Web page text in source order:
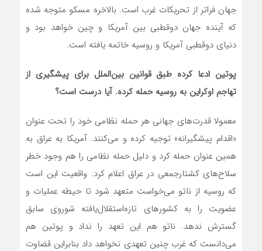
جهان فراتر از تحریکات غرب است. بالاخره مسکو متوجه شده
که آینده جهان دوقطبی بین آمریکا و چین خواهد بود و
دنیای دوقطبی آمریکا و روسیه خاتمه یافته است.
‌پوتین ادعا کرده طبق قوانین بین‌الملل برای پیشگیری از
تهاجم اوکراین به روسیه حمله کرده. آیا درست است؟
معمولا قدرت‌های جهانی هر حمله نظامی خود را تحت عنوان
«اقدام پیشگیرانه» توجیه کرده و می‌کنند. آمریکا به عراق به
همین عنوان حمله کرد و دلیل حمله نظامی را هم وجود خطر
سلاح‌های کشتارجمعی در عراق اعلام کرد. واقعیت این است
که روسیه از ناتو می‌خواست متعهد شود تا حیطه عملیات و
عضویت را به کشور‌های تازه‌استقلال‌یافته شوروی سابق
گسترش ندهد. ناتو هم این تعهد را نداد و پوتین هم
می‌دانست که غرب چنین تعهدی نخواهد داد بنابراین قضاوت